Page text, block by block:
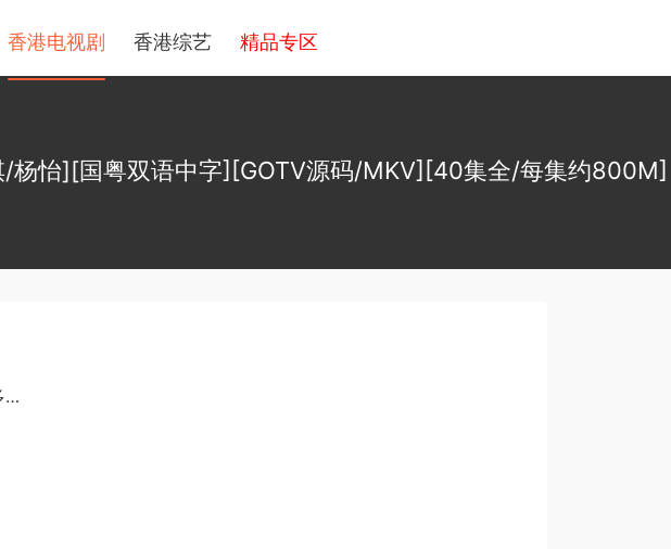
香港电视剧 香港综艺 精品专区
怡][国粤双语中字][GOTV源码/MKV][40集全/每集约800M]
…